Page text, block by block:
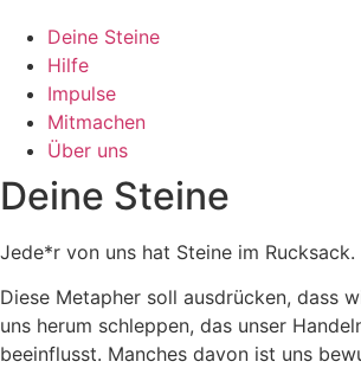
Deine Steine
Hilfe
Impulse
Mitmachen
Über uns
Deine Steine
Jede*r von uns hat Steine im Rucksack.
Diese Metapher soll ausdrücken, dass
uns herum schleppen, das unser
beeinflusst. Manches davon ist uns